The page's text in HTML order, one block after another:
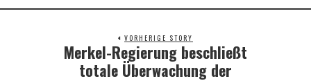
VORHERIGE STORY
Previous
post:
Merkel-Regierung beschließt
totale Überwachung der